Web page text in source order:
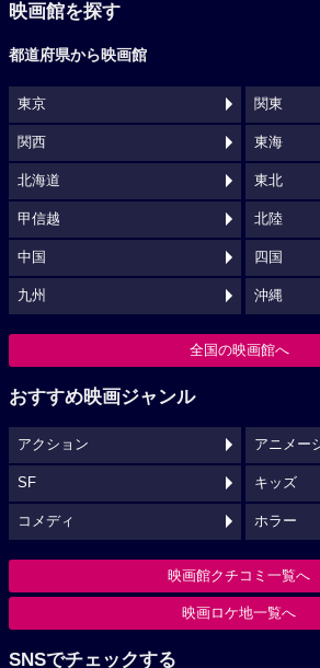
映画館を探す
都道府県から映画館
東京 関東
関西 東海
北海道 東北
甲信越 北陸
中国 四国
九州 沖縄
全国の映画館へ
おすすめ映画ジャンル
アクション アニメー
SF キッズ
コメディ ホラー
映画館クチコミ一覧へ
映画ロケ地一覧へ
SNSでチェックする